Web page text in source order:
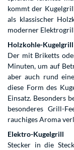
kommt der
als klassischer
moderner
Holzkohle-Kugelgrill
Der mit Briketts
Minuten, um auf
aber auch rund
diese Form des
Einsatz. Besonders
besonderes Grill-
rauchiges Aroma
Elektro-Kugelgrill
Stecker in die